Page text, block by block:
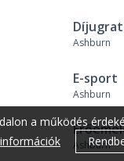
Ashburn
E-sport
Ashburn
Ashburn
a működés